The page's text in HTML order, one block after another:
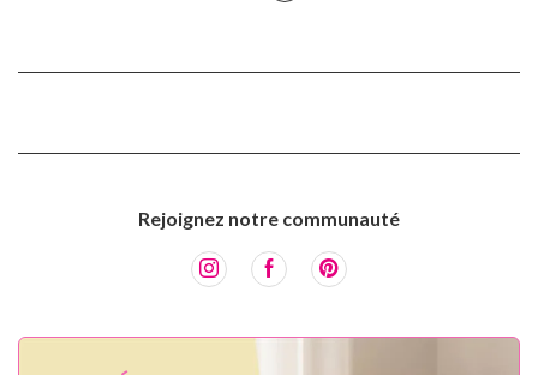
Rejoignez notre communauté